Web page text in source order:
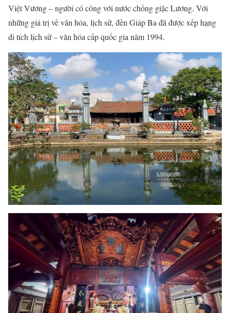
Việt Vương – người có công với nước chống giặc Lương. Với
những giá trị về văn hóa, lịch sử, đền Giáp Ba đã được xếp hạng
di tích lịch sử – văn hóa cấp quốc gia năm 1994.